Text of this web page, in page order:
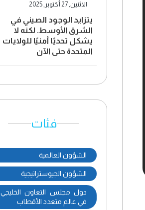
الاثنين, 27 أكتوبر, 2025
يتزايد الوجود الصيني في
الشرق الأوسط. لكنه لا
يشكل تحديًا أمنيًا للولايات
المتحدة حتى الآن
فئات
الشؤون العالمية
الشؤون الجيوستراتيجية
دول مجلس التعاون الخليجي
في عالم متعدد الأقطاب